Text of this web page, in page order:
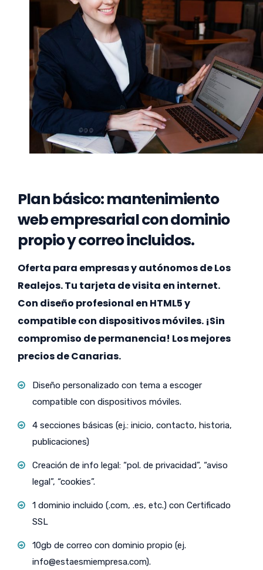
Plan básico: mantenimiento
web empresarial con dominio
propio y correo incluidos.
Oferta para empresas y autónomos de Los
Realejos. Tu tarjeta de visita en internet.
Con diseño profesional en HTML5 y
compatible con dispositivos móviles. ¡Sin
compromiso de permanencia! Los mejores
precios de Canarias.
Diseño personalizado con tema a escoger
compatible con dispositivos móviles.
4 secciones básicas (ej.: inicio, contacto, historia,
publicaciones)
Creación de info legal: “pol. de privacidad”, “aviso
legal”, “cookies”.
1 dominio incluido (.com, .es, etc.) con Certificado
SSL
10gb de correo con dominio propio (ej.
info@estaesmiempresa.com).